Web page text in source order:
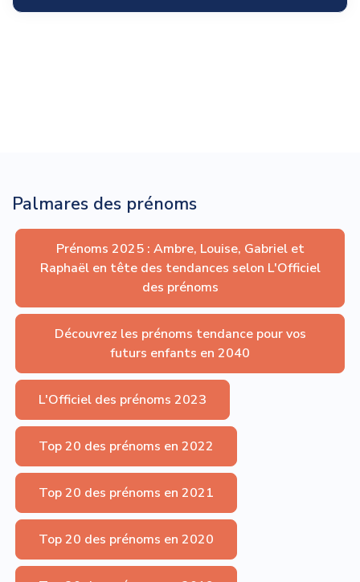
Palmares des prénoms
Prénoms 2025 : Ambre, Louise, Gabriel et
Raphaël en tête des tendances selon L'Officiel
des prénoms
Découvrez les prénoms tendance pour vos
futurs enfants en 2040
L'Officiel des prénoms 2023
Top 20 des prénoms en 2022
Top 20 des prénoms en 2021
Top 20 des prénoms en 2020